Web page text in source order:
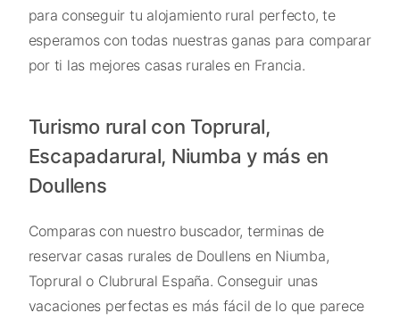
para conseguir tu alojamiento rural perfecto, te
esperamos con todas nuestras ganas para comparar
por ti las mejores casas rurales en Francia.
Turismo rural con Toprural,
Escapadarural, Niumba y más en
Doullens
Comparas con nuestro buscador, terminas de
reservar casas rurales de Doullens en Niumba,
Toprural o Clubrural España. Conseguir unas
vacaciones perfectas es más fácil de lo que parece